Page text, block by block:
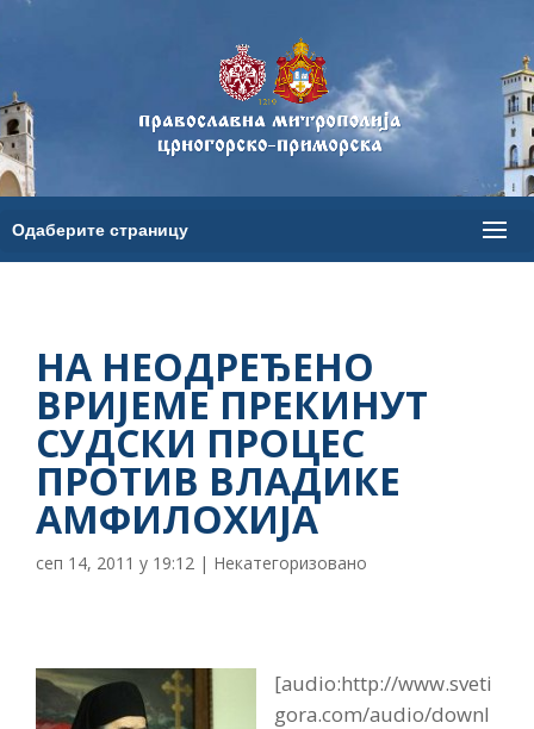
НА НЕОДРЕЂЕНО
ВРИЈЕМЕ ПРЕКИНУТ
СУДСКИ ПРОЦЕС
ПРОТИВ ВЛАДИКЕ
АМФИЛОХИЈА
сеп 14, 2011 у 19:12 | Некатегоризовано
[audio:http://www.sveti
gora.com/audio/downl